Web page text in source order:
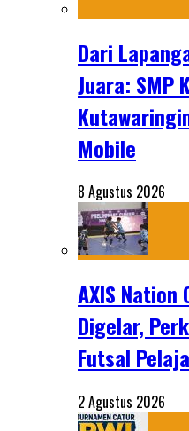
Dari
Juara: SMP
Mobile
8 Agustus 2026
AXIS Nation
Digelar,
Futsal
2 Agustus 2026